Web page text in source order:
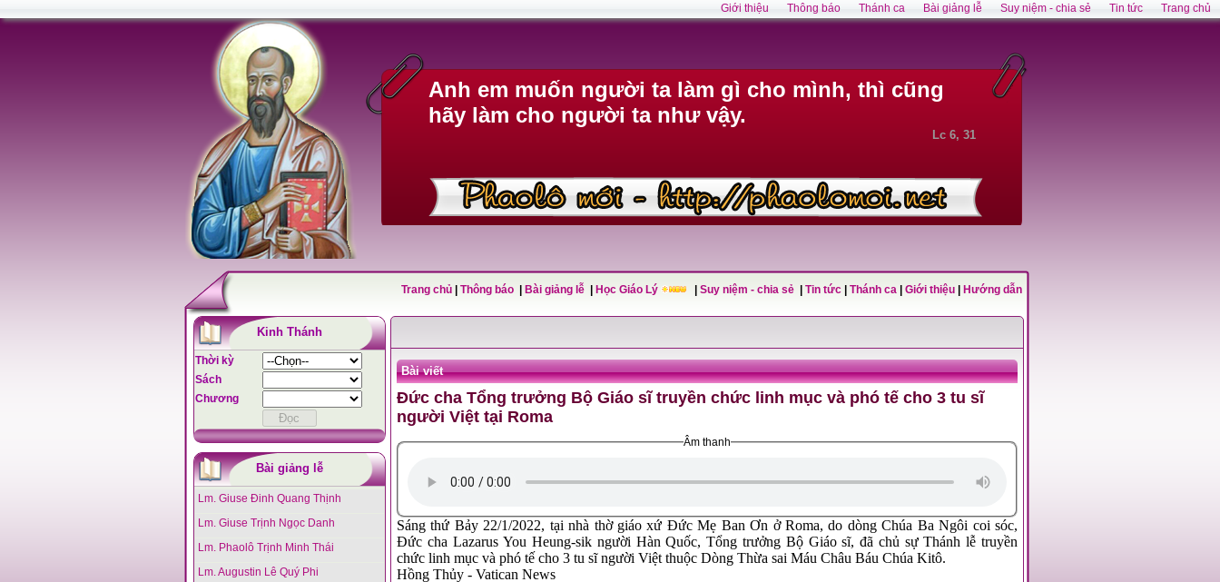
Anh em muốn người ta làm gì cho mình, thì cũng
hãy làm cho người ta như vậy.
Lc 6, 31
Trang chủ Thông báo Bài giảng lễ Học Giáo Lý Suy niệm - chia sẻ Tin tức Thánh ca Giới thiệu Hướng dẫn
Kinh Thánh
Thời kỳ
Sách
Chương
Bài giảng lễ
Lm. Giuse Đinh Quang Thịnh
Lm. Giuse Trịnh Ngọc Danh
Lm. Phaolô Trịnh Minh Thái
Lm. Augustin Lê Quý Phi
Bài viết
Đức cha Tổng trưởng Bộ Giáo sĩ truyền chức linh mục và phó tế cho 3 tu sĩ
người Việt tại Roma
Âm thanh
Sáng thứ Bảy 22/1/2022, tại nhà thờ giáo xứ Đức Mẹ Ban Ơn ở Roma, do dòng Chúa Ba Ngôi coi sóc,
Đức cha Lazarus You Heung-sik người Hàn Quốc, Tổng trưởng Bộ Giáo sĩ, đã chủ sự Thánh lễ truyền
chức linh mục và phó tế cho 3 tu sĩ người Việt thuộc Dòng Thừa sai Máu Châu Báu Chúa Kitô.
Hồng Thủy - Vatican News
Trang chủ
Tin tức
Suy niệm - chia sẻ
Bài giảng lễ
Thánh ca
Thông báo
Giới thiệu